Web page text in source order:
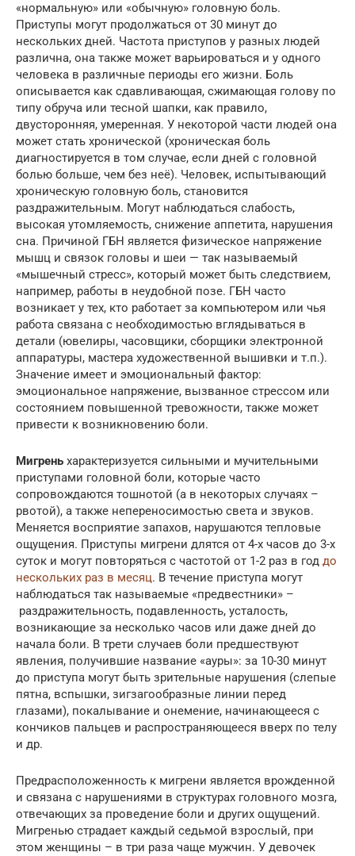
«нормальную» или «обычную» головную боль.
Приступы могут продолжаться от 30 минут до
нескольких дней. Частота приступов у разных людей
различна, она также может варьироваться и у одного
человека в различные периоды его жизни. Боль
описывается как сдавливающая, сжимающая голову по
типу обруча или тесной шапки, как правило,
двусторонняя, умеренная. У некоторой части людей она
может стать хронической (хроническая боль
диагностируется в том случае, если дней с головной
болью больше, чем без неё). Человек, испытывающий
хроническую головную боль, становится
раздражительным. Могут наблюдаться слабость,
высокая утомляемость, снижение аппетита, нарушения
сна. Причиной ГБН является физическое напряжение
мышц и связок головы и шеи — так называемый
«мышечный стресс», который может быть следствием,
например, работы в неудобной позе. ГБН часто
возникает у тех, кто работает за компьютером или чья
работа связана с необходимостью вглядываться в
детали (ювелиры, часовщики, сборщики электронной
аппаратуры, мастера художественной вышивки и т.п.).
Значение имеет и эмоциональный фактор:
эмоциональное напряжение, вызванное стрессом или
состоянием повышенной тревожности, также может
привести к возникновению боли.
Мигрень характеризуется сильными и мучительными
приступами головной боли, которые часто
сопровождаются тошнотой (а в некоторых случаях –
рвотой), а также непереносимостью света и звуков.
Меняется восприятие запахов, нарушаются тепловые
ощущения. Приступы мигрени длятся от 4-х часов до 3-х
суток и могут повторяться с частотой от 1-2 раз в год до
нескольких раз в месяц. В течение приступа могут
наблюдаться так называемые «предвестники» –
раздражительность, подавленность, усталость,
возникающие за несколько часов или даже дней до
начала боли. В трети случаев боли предшествуют
явления, получившие название «ауры»: за 10-30 минут
до приступа могут быть зрительные нарушения (слепые
пятна, вспышки, зигзагообразные линии перед
глазами), покалывание и онемение, начинающееся с
кончиков пальцев и распространяющееся вверх по телу
и др.
Предрасположенность к мигрени является врожденной
и связана с нарушениями в структурах головного мозга,
отвечающих за проведение боли и других ощущений.
Мигренью страдает каждый седьмой взрослый, при
этом женщины – в три раза чаще мужчин. У девочек